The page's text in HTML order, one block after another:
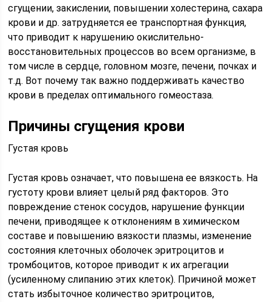
сгущении, закислении, повышении холестерина, сахара
крови и др. затрудняется ее транспортная функция,
что приводит к нарушению окислительно-
восстановительных процессов во всем организме, в
том числе в сердце, головном мозге, печени, почках и
т.д. Вот почему так важно поддерживать качество
крови в пределах оптимального гомеостаза.
Причины сгущения крови
Густая кровь
Густая кровь означает, что повышена ее вязкость. На
густоту крови влияет целый ряд факторов. Это
повреждение стенок сосудов, нарушение функции
печени, приводящее к отклонениям в химическом
составе и повышению вязкости плазмы, изменение
состояния клеточных оболочек эритроцитов и
тромбоцитов, которое приводит к их агрегации
(усиленному слипанию этих клеток). Причиной может
стать избыточное количество эритроцитов,